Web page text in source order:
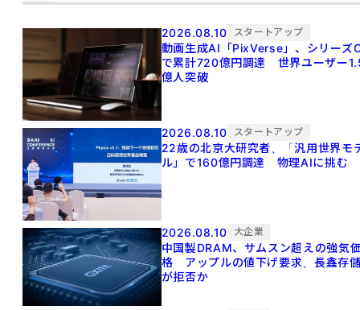
2026.08.10 スタートアップ
動画生成AI「PixVerse」、シリーズ
で累計720億円調達 世界ユーザー
億人突破
2026.08.10 スタートアップ
22歳の北京大研究者、「汎用世界モ
ル」で160億円調達 物理AIに挑む
2026.08.10 大企業
中国製DRAM、サムスン超えの強気
格 アップルの値下げ要求、長鑫存
が拒否か